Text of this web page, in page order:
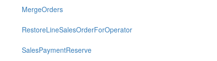
MergeOrders
RestoreLineSalesOrderForOperator
SalesPaymentReserve